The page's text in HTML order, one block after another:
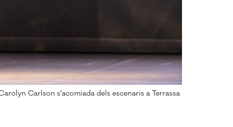
Carlson s'acomiada dels escenaris a Terrassa